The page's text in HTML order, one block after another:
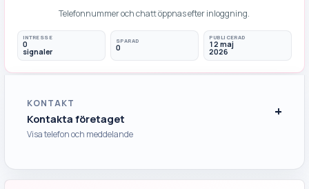
Telefonnummer och chatt öppnas efter inloggning.
INTRESSE
0
signaler
SPARAD
0
PUBLICERAD
12 maj
2026
KONTAKT
Kontakta företaget
Visa telefon och meddelande